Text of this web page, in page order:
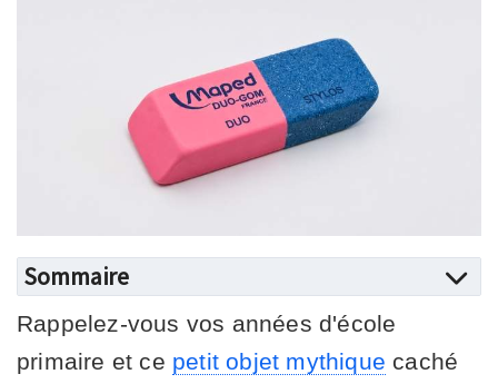
Sommaire
Rappelez-vous vos années d'école
primaire et ce petit objet mythique caché